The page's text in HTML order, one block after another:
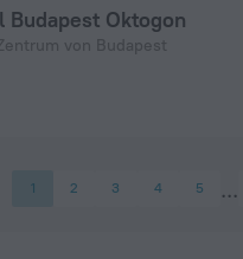
Budapest Oktogon
von Budapest
1 2 3 4 5